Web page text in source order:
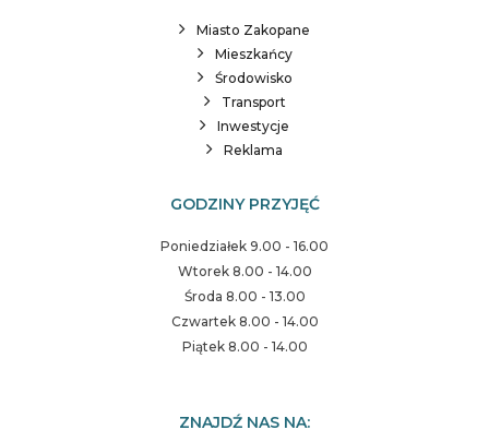
Miasto Zakopane
Mieszkańcy
Środowisko
Transport
Inwestycje
Reklama
GODZINY PRZYJĘĆ
Poniedziałek 9.00 - 16.00
Wtorek 8.00 - 14.00
Środa 8.00 - 13.00
Czwartek 8.00 - 14.00
Piątek 8.00 - 14.00
ZNAJDŹ NAS NA: